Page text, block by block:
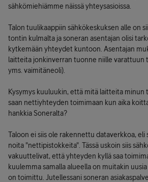
sähkömiehiämme näissä yhteysasioissa.
Talon tuulikaappiin sähkökeskuksen alle on
tontin kulmalta ja soneran asentajan olisi
kytkemään yhteydet kuntoon. Asentajan
laitteita jonkinverran tuonne niille varattuun
yms. vaimitäneoli).
Kysymys kuuluukin, että mitä laitteita minun
saan nettiyhteyden toimimaan kun aika
hankkia Soneralta?
Taloon ei siis ole rakennettu dataverkkoa, eli
noita "nettipistokkeita". Tässä uskoin siis
vakuuttelivat, että yhteyden kyllä saa
kuulemma samalla alueella on muitakin
on toimittu. Jutellessani soneran